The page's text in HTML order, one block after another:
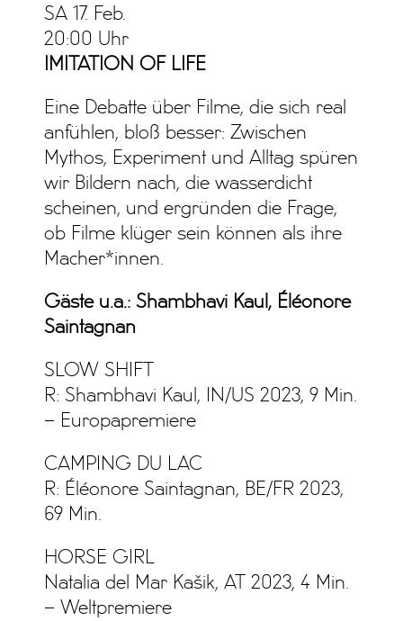
SA 17. Feb.
20:00 Uhr
IMITATION OF LIFE
Eine Debatte über Filme, die sich real
anfühlen, bloß besser: Zwischen
Mythos, Experiment und Alltag spüren
wir Bildern nach, die wasserdicht
scheinen, und ergründen die Frage,
ob Filme klüger sein können als ihre
Macher*innen.
Gäste u.a.: Shambhavi Kaul, Éléonore
Saintagnan
SLOW SHIFT
R: Shambhavi Kaul, IN/US 2023, 9 Min.
– Europapremiere
CAMPING DU LAC
R: Éléonore Saintagnan, BE/FR 2023,
69 Min.
HORSE GIRL
Natalia del Mar Kašik, AT 2023, 4 Min.
– Weltpremiere